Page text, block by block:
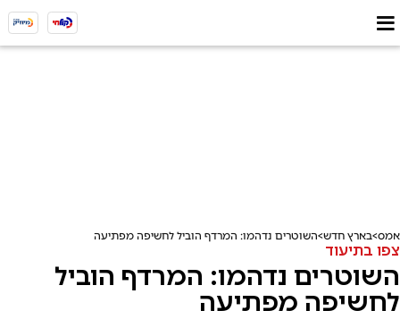
אמס בארץ חדש השוטרים נדהמו: המרדף הוביל לחשיפה מפתיעה
צפו בתיעוד
השוטרים נדהמו: המרדף הוביל
לחשיפה מפתיעה